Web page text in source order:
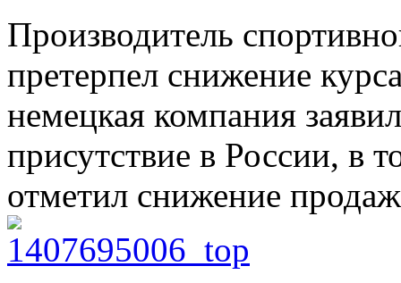
Производитель
претерпел снижение
немецкая компания
присутствие в России, в
отметил снижение